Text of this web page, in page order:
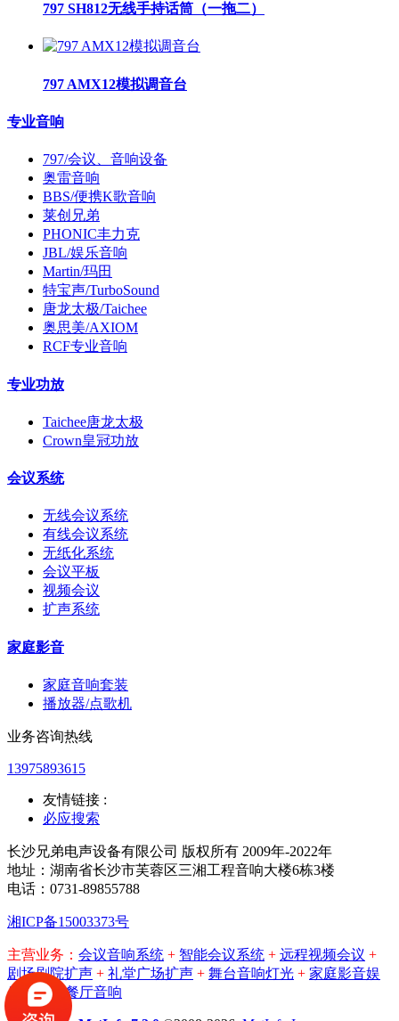
797 SH812无线手持话筒（一拖二）
797 AMX12模拟调音台
专业音响
797/会议、音响设备
奥雷音响
BBS/便携K歌音响
莱创兄弟
PHONIC丰力克
JBL/娱乐音响
Martin/玛田
特宝声/TurboSound
唐龙太极/Taichee
奥思美/AXIOM
RCF专业音响
专业功放
Taichee唐龙太极
Crown皇冠功放
会议系统
无线会议系统
有线会议系统
无纸化系统
会议平板
视频会议
扩声系统
家庭影音
家庭音响套装
播放器/点歌机
业务咨询热线
13975893615
友情链接 :
必应搜索
长沙兄弟电声设备有限公司 版权所有 2009年-2022年
地址：湖南省长沙市芙蓉区三湘工程音响大楼6栋3楼
电话：0731-89855788
湘ICP备15003373号
主营业务： 会议音响系统 + 智能会议系统 + 远程视频会议 +
剧场剧院扩声 + 礼堂广场扩声 + 舞台音响灯光 + 家庭影音娱
乐
+酒吧餐厅音响